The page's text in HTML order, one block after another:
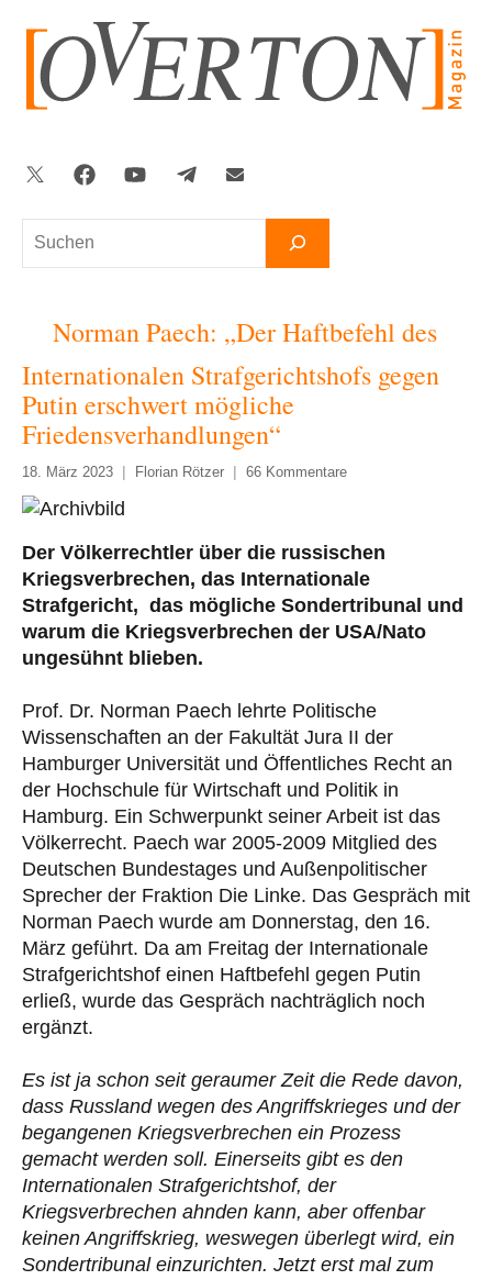
springen
Suchen
Twitter FacebookYouTubeTelegram
Norman Paech: „Der Haftbefehl des
Internationalen Strafgerichtshofs gegen
Putin erschwert mögliche
Friedensverhandlungen“
18. März 2023 Florian Rötzer 66 Kommentare
Der Völkerrechtler über die russischen
Kriegsverbrechen, das Internationale
Strafgericht, das mögliche Sondertribunal und
warum die Kriegsverbrechen der USA/Nato
ungesühnt blieben.
Prof. Dr. Norman Paech lehrte Politische
Wissenschaften an der Fakultät Jura II der
Hamburger Universität und Öffentliches Recht an
der Hochschule für Wirtschaft und Politik in
Hamburg. Ein Schwerpunkt seiner Arbeit ist das
Völkerrecht. Paech war 2005-2009 Mitglied des
Deutschen Bundestages und Außenpolitischer
Sprecher der Fraktion Die Linke. Das Gespräch mit
Norman Paech wurde am Donnerstag, den 16.
März geführt. Da am Freitag der Internationale
Strafgerichtshof einen Haftbefehl gegen Putin
erließ, wurde das Gespräch nachträglich noch
ergänzt.
Es ist ja schon seit geraumer Zeit die Rede davon,
dass Russland wegen des Angriffskrieges und der
begangenen Kriegsverbrechen ein Prozess
gemacht werden soll. Einerseits gibt es den
Internationalen Strafgerichtshof, der
Kriegsverbrechen ahnden kann, aber offenbar
keinen Angriffskrieg, weswegen überlegt wird, ein
Sondertribunal einzurichten. Jetzt erst mal zum